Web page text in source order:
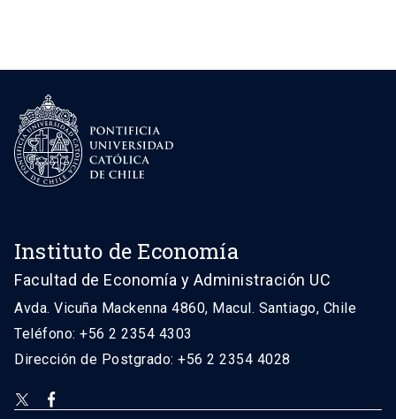
Instituto de Economía
Facultad de Economía y Administración UC
Avda. Vicuña Mackenna 4860, Macul. Santiago, Chile
Teléfono: +56 2 2354 4303
Dirección de Postgrado: +56 2 2354 4028